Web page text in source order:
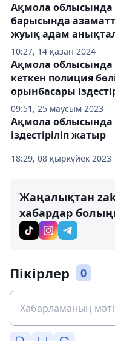
10:27, 14 қазан 2024
Ақмола облысында
барысында
жуық адам
09:51, 25 маусым 2023
Ақмола
кеткен полиция
орынбасары
18:29, 08 қыркүйек 2023
Ақмола облысында
іздестіріліп жатыр
Жаңалықтан
хабардар
Пікірлер 0